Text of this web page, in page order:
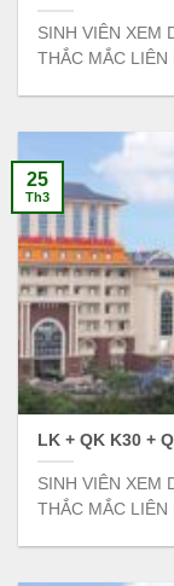
SINH VIÊN XEM
THẮC MẮC LIÊN
LK + QK K30 +
SINH VIÊN XEM
THẮC MẮC LIÊN
25
Th3